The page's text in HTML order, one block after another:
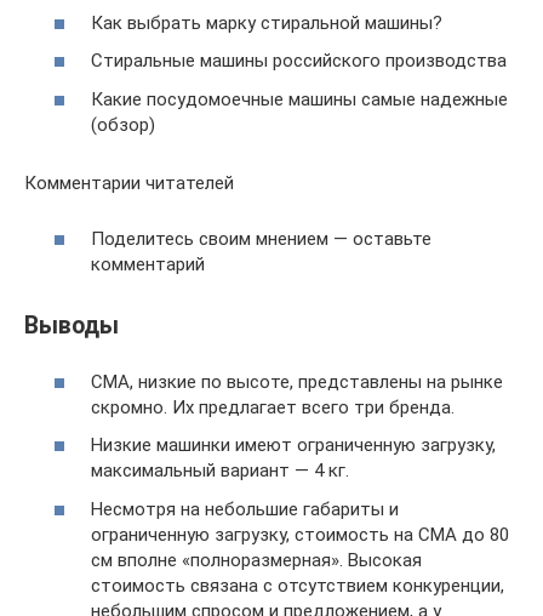
Как выбрать марку стиральной машины?
Стиральные машины российского производства
Какие посудомоечные машины самые надежные
(обзор)
Комментарии читателей
Поделитесь своим мнением — оставьте
комментарий
Выводы
СМА, низкие по высоте, представлены на рынке
скромно. Их предлагает всего три бренда.
Низкие машинки имеют ограниченную загрузку,
максимальный вариант — 4 кг.
Несмотря на небольшие габариты и
ограниченную загрузку, стоимость на СМА до 80
см вполне «полноразмерная». Высокая
стоимость связана с отсутствием конкуренции,
небольшим спросом и предложением, а у